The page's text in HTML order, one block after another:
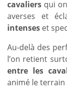
cavaliers qui
averses et
intenses et
Au-delà des
l’on retient
entre les
animé le